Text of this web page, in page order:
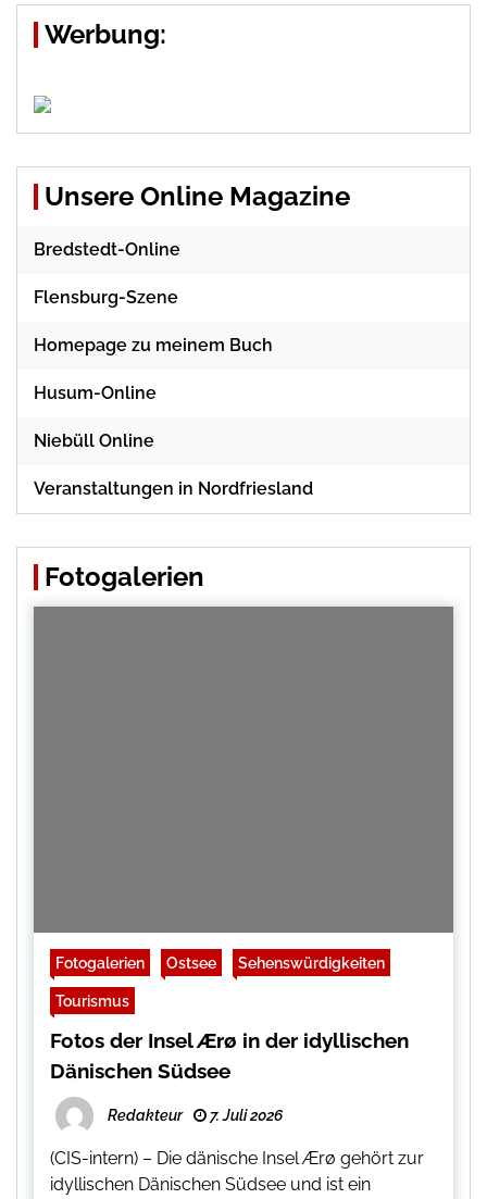
Werbung:
Unsere Online Magazine
Bredstedt-Online
Flensburg-Szene
Homepage zu meinem Buch
Husum-Online
Niebüll Online
Veranstaltungen in Nordfriesland
Fotogalerien
Fotogalerien Ostsee Sehenswürdigkeiten
Tourismus
Fotos der Insel Ærø in der idyllischen
Dänischen Südsee
Redakteur 7. Juli 2026
(CIS-intern) – Die dänische Insel Ærø gehört zur
idyllischen Dänischen Südsee und ist ein